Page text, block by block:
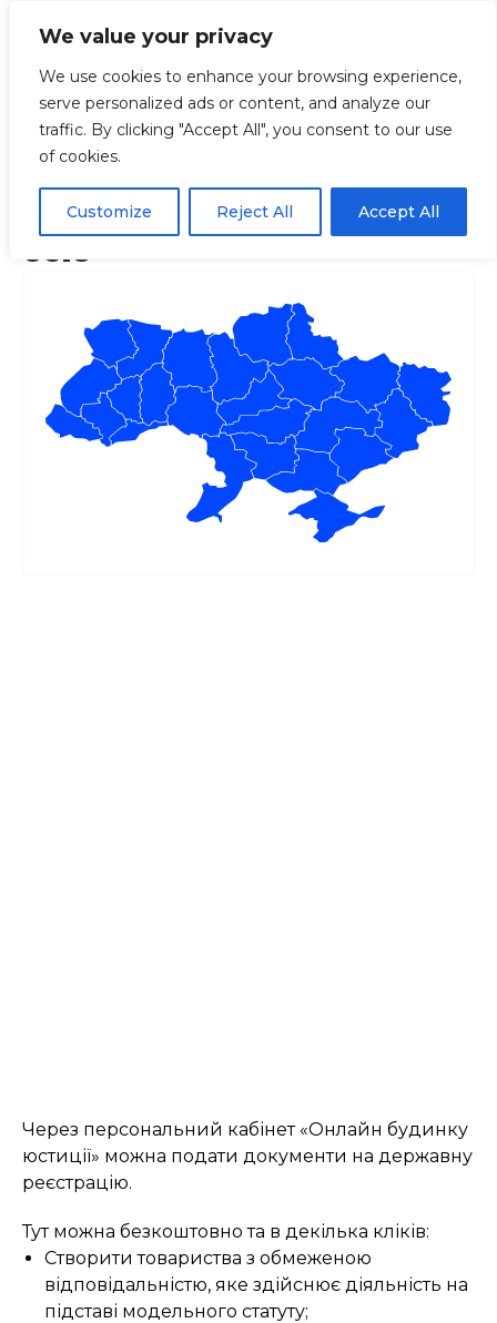
We value your privacy
We use cookies to enhance your browsing experience,
serve personalized ads or content, and analyze our
traffic. By clicking "Accept All", you consent to our use
of cookies.
Customize Reject All Accept All
Головна Портал подачі документів на
Портал подачі документів
на реєстрацію юридичних
осіб
Через персональний кабінет «Онлайн будинку
юстиції» можна подати документи на державну
реєстрацію.
Тут можна безкоштовно та в декілька кліків:
Створити товариства з обмеженою
відповідальністю, яке здійснює діяльність на
підставі модельного статуту;